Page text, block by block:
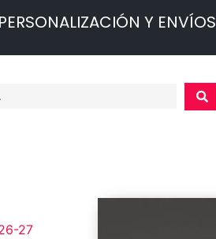
PERSONALIZACIÓN Y ENVÍOS
27